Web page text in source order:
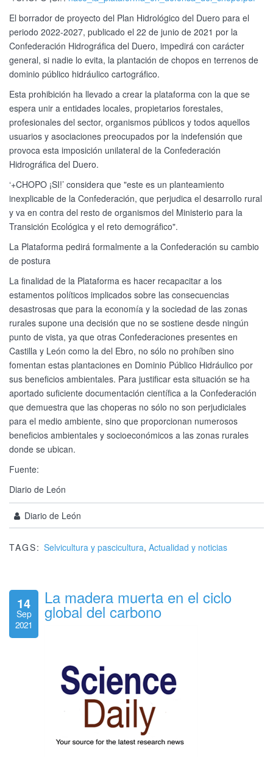
El borrador de proyecto del Plan Hidrológico del Duero para el
periodo 2022-2027, publicado el 22 de junio de 2021 por la
Confederación Hidrográfica del Duero, impedirá con carácter
general, si nadie lo evita, la plantación de chopos en terrenos de
dominio público hidráulico cartográfico.
Esta prohibición ha llevado a crear la plataforma con la que se
espera unir a entidades locales, propietarios forestales,
profesionales del sector, organismos públicos y todos aquellos
usuarios y asociaciones preocupados por la indefensión que
provoca esta imposición unilateral de la Confederación
Hidrográfica del Duero.
‘+CHOPO ¡SI!’ considera que "este es un planteamiento
inexplicable de la Confederación, que perjudica el desarrollo rural
y va en contra del resto de organismos del Ministerio para la
Transición Ecológica y el reto demográfico".
La Plataforma pedirá formalmente a la Confederación su cambio
de postura
La finalidad de la Plataforma es hacer recapacitar a los
estamentos políticos implicados sobre las consecuencias
desastrosas que para la economía y la sociedad de las zonas
rurales supone una decisión que no se sostiene desde ningún
punto de vista, ya que otras Confederaciones presentes en
Castilla y León como la del Ebro, no sólo no prohíben sino
fomentan estas plantaciones en Dominio Público Hidráulico por
sus beneficios ambientales. Para justificar esta situación se ha
aportado suficiente documentación científica a la Confederación
que demuestra que las choperas no sólo no son perjudiciales
para el medio ambiente, sino que proporcionan numerosos
beneficios ambientales y socioeconómicos a las zonas rurales
donde se ubican.
Fuente:
Diario de León
Diario de León
TAGS: Selvicultura y pascicultura, Actualidad y noticias
14
Sep
2021
La madera muerta en el ciclo
global del carbono